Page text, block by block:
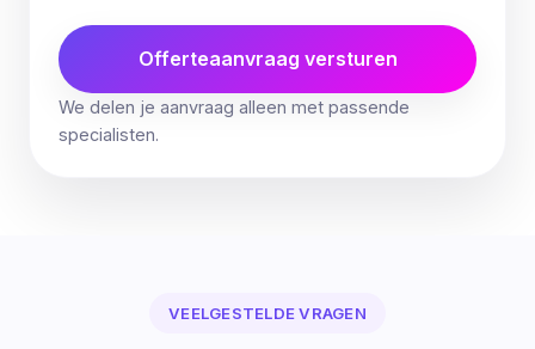
Offerteaanvraag versturen
We delen je aanvraag alleen met passende
specialisten.
VEELGESTELDE VRAGEN